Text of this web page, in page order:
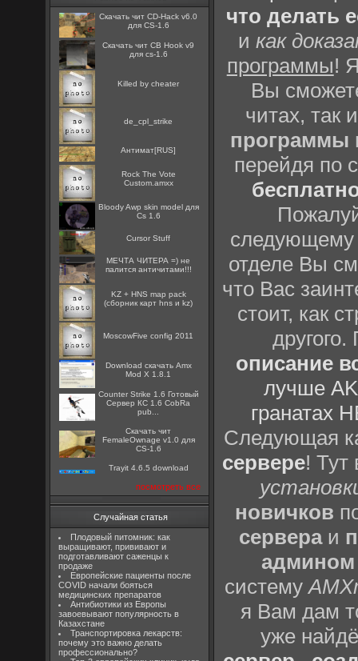
Скачать чит CD-Hack v6.0
для CS-1.6
Скачать чит CB Hook v9
для cs-1.6
Killed by cheater
de_cpl_strike
Антимат[RUS]
Rock The Vote
Custom.amxx
Bloody Awp skin model для
Cs 1.6
Cursor Stuff
МЕЧТА ЧИТЕРА =) не
палится античитами!!!
KZ + HNS map pack
(сборник карт hns и kz)
MoscowFive config 2011
Download скачать Amx
Mod X 1.8.1
Counter Strike 1.6 Готовый
Сервер КС 1.6 CobRa
pub...
Скачать чит
FemaleOwnage v1.0 для
CS-1.6
Trayit 4.6.5 download
посмотреть все
Случайная статья
Плодовый питомник: как
выращивают, прививают и
подготавливают саженцы к
продаже
Европейские пациенты после
COVID начали бояться
медицинских препаратов
Антибиотики из Европы
завоевывают популярность в
Казахстане
Транспортировка лекарств:
почему это важно делать
профессионально?
что делать
икак
программы!
Вы
читах, так
программы
перейдя по
отделе Вы
что Вас
стоит, как
описание
лучше
гранатах
Следующая
сервере! Тут
новичков
сервераи
админом
систему
я Вам дам
уже